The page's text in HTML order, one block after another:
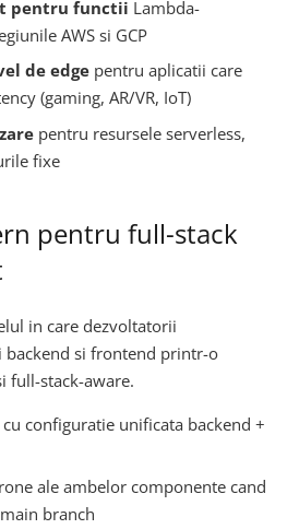
pentru functii Lambda-
AWS si GCP
de edgepentru aplicatii care
(gaming, AR/VR, IoT)
pentru resursele serverless,
fixe
pentru full-stack
in care dezvoltatorii
backend si frontend printr-o
full-stack-aware.
cu configuratie unificata backend +
ale ambelor componente cand
branch